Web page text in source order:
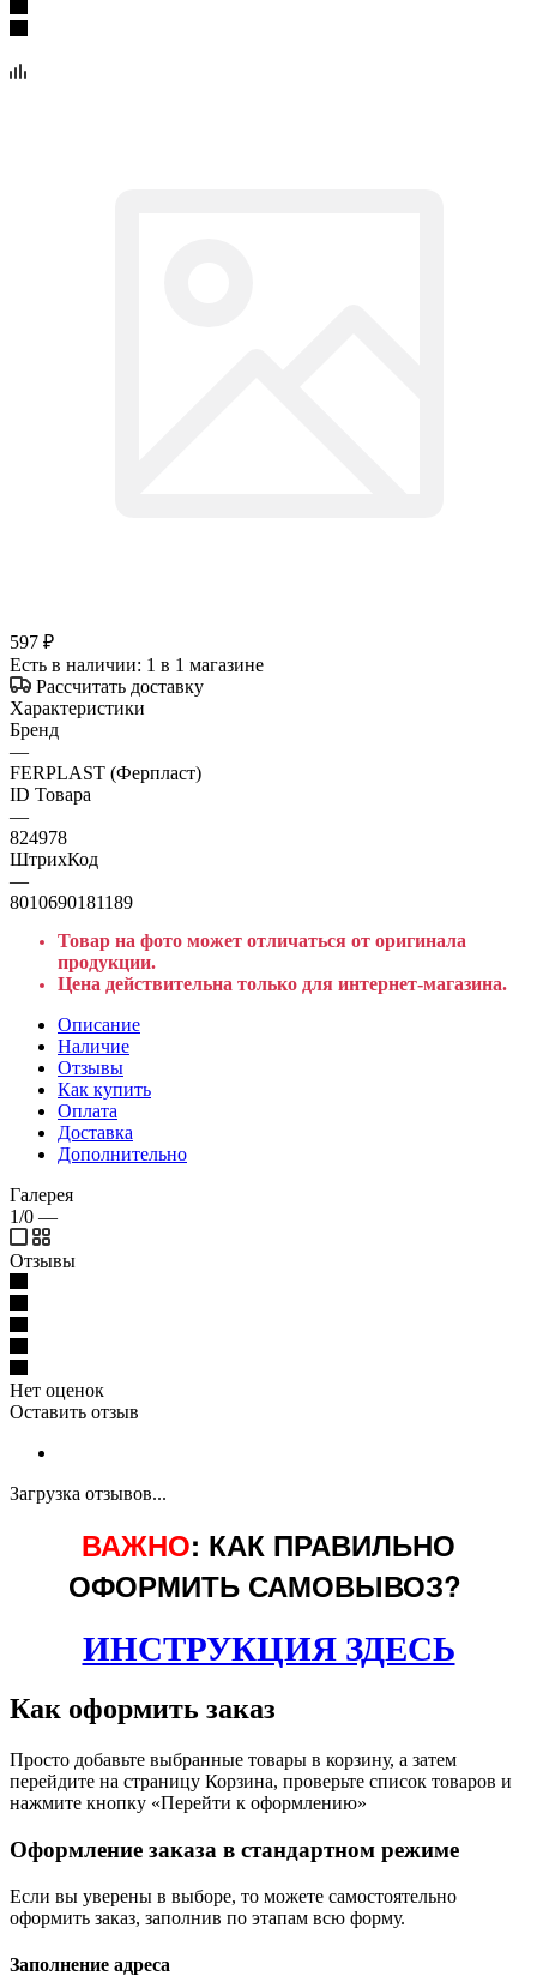
597 ₽
Есть в наличии: 1 в 1 магазине
Рассчитать доставку
Характеристики
Бренд
—
FERPLAST (Ферпласт)
ID Товара
—
824978
ШтрихКод
—
8010690181189
Товар на фото может отличаться от оригинала
продукции.
Цена действительна только для интернет-магазина.
Описание
Наличие
Отзывы
Как купить
Оплата
Доставка
Дополнительно
Галерея
1/0 —
Отзывы
Нет оценок
Оставить отзыв
Загрузка отзывов...
ВАЖНО: КАК ПРАВИЛЬНО
ОФОРМИТЬ САМОВЫВОЗ?
ИНСТРУКЦИЯ ЗДЕСЬ
Как оформить заказ
Просто добавьте выбранные товары в корзину, а затем
перейдите на страницу Корзина, проверьте список товаров и
нажмите кнопку «Перейти к оформлению»
Оформление заказа в стандартном режиме
Если вы уверены в выборе, то можете самостоятельно
оформить заказ, заполнив по этапам всю форму.
Заполнение адреса